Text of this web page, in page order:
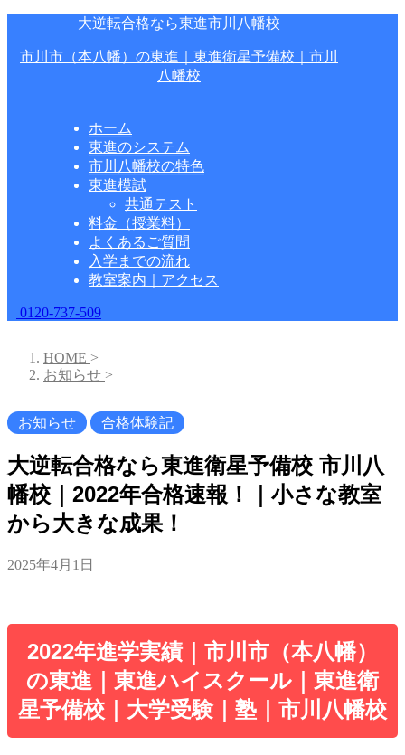
大逆転合格なら東進市川八幡校
市川市（本八幡）の東進｜東進衛星予備校｜市川
八幡校
ホーム
東進のシステム
市川八幡校の特色
東進模試
共通テスト
料金（授業料）
よくあるご質問
入学までの流れ
教室案内｜アクセス
0120-737-509
HOME >
お知らせ >
お知らせ 合格体験記
大逆転合格なら東進衛星予備校 市川八
幡校｜2022年合格速報！｜小さな教室
から大きな成果！
2025年4月1日
2022年進学実績｜市川市（本八幡）
の東進｜東進ハイスクール｜東進衛
星予備校｜大学受験｜塾｜市川八幡校